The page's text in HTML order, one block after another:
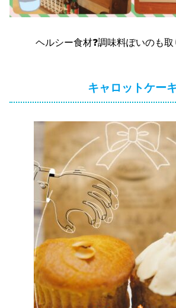
ヘルシー食材❓調味料ぽいのも
キャロットケー